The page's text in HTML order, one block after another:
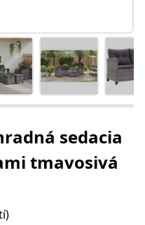
sedacia
tmavosivá